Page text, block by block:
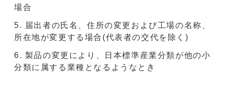
場合
届出者の氏名、住所の変更および工場の名称、
所在地が変更する場合(代表者の交代を除く)
製品の変更により、日本標準産業分類が他の小
分類に属する業種となるようなとき